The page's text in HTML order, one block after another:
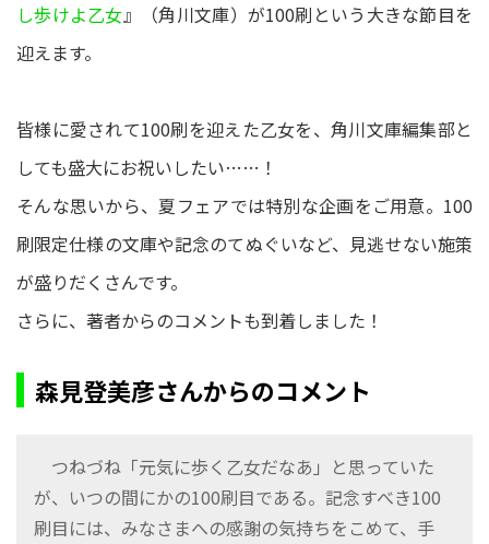
し歩けよ乙女』（角川文庫）が100刷という大きな節目を
迎えます。
皆様に愛されて100刷を迎えた乙女を、角川文庫編集部と
しても盛大にお祝いしたい……！
そんな思いから、夏フェアでは特別な企画をご用意。100
刷限定仕様の文庫や記念のてぬぐいなど、見逃せない施策
が盛りだくさんです。
さらに、著者からのコメントも到着しました！
森見登美彦さんからのコメント
つねづね「元気に歩く乙女だなあ」と思っていた
が、いつの間にかの100刷目である。記念すべき100
刷目には、みなさまへの感謝の気持ちをこめて、手